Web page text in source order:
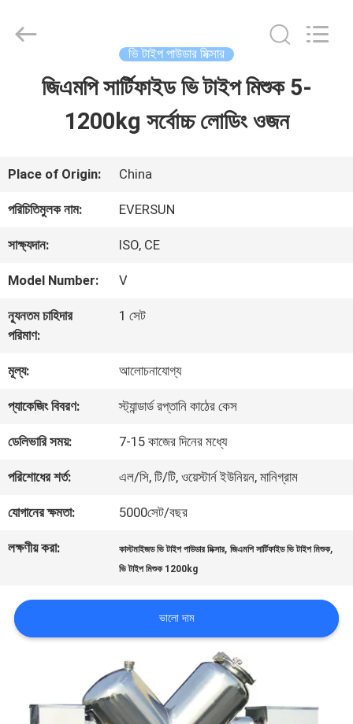
VR
প্রদর্শন
আমাদের
সম্পর্কে
কারখানা
ভ্রমণ
মান
নিয়ন্ত্রণ
করুন
(Henan)
ভি টাইপ পাউডার মিক্সার
জিএমপি সার্টিফাইড ভি টাইপ মিশুক 5-
1200kg সর্বোচ্চ লোডিং ওজন
Place of Origin: China
পরিচিতিমুলক নাম: EVERSUN
সাক্ষ্যদান: ISO, CE
Model Number: V
ন্যূনতম চাহিদার
পরিমাণ:
1 সেট
মূল্য: আলোচনাযোগ্য
প্যাকেজিং বিবরণ: স্ট্যান্ডার্ড রপ্তানি কাঠের কেস
ডেলিভারি সময়: 7-15 কাজের দিনের মধ্যে
পরিশোধের শর্ত: এল/সি, টি/টি, ওয়েস্টার্ন ইউনিয়ন, মানিগ্রাম
যোগানের ক্ষমতা: 5000সেট/বছর
লক্ষণীয় করা: কাস্টমাইজড ভি টাইপ পাউডার মিক্সার,জিএমপি সার্টিফাইড ভি টাইপ মিশুক,
ভি টাইপ মিশুক 1200kg
ভালো দাম